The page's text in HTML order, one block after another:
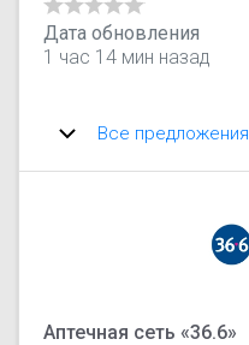
Дата обновления
1 час 14 мин назад
Все предложения
Аптечная сеть «36.6»